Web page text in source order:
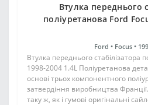
Втулка переднього
поліуретанова Ford
Ford • Focus •
Втулка переднього стабілізатора
1998-2004 1.4L Поліуретанова
основі трьох компонентного
затвердіння виробництва
таку ж, як і гумові оригінальні